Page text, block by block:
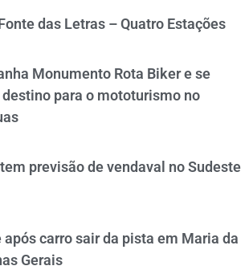
das Letras – Quatro Estações
Monumento Rota Biker e se
para o mototurismo no
previsão de vendaval no Sudeste
carro sair da pista em Maria da
Gerais